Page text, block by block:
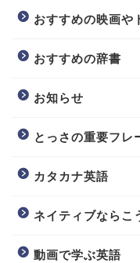
おすすめの映画や
おすすめの辞書
お知らせ
とっさの重要フレ
カタカナ英語
ネイティブならこ
動画で学ぶ英語